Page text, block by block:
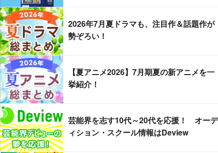
2026年7月夏ドラマも、注目作＆話題作が
勢ぞろい！
【夏アニメ2026】7月期夏の新アニメを一
挙紹介！
芸能界を志す10代～20代を応援！ オーデ
ィション・スクール情報はDeview